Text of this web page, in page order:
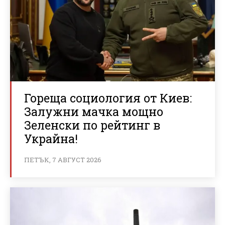
Гореща социология от Киев:
Залужни мачка мощно
Зеленски по рейтинг в
Украйна!
ПЕТЪК, 7 АВГУСТ 2026